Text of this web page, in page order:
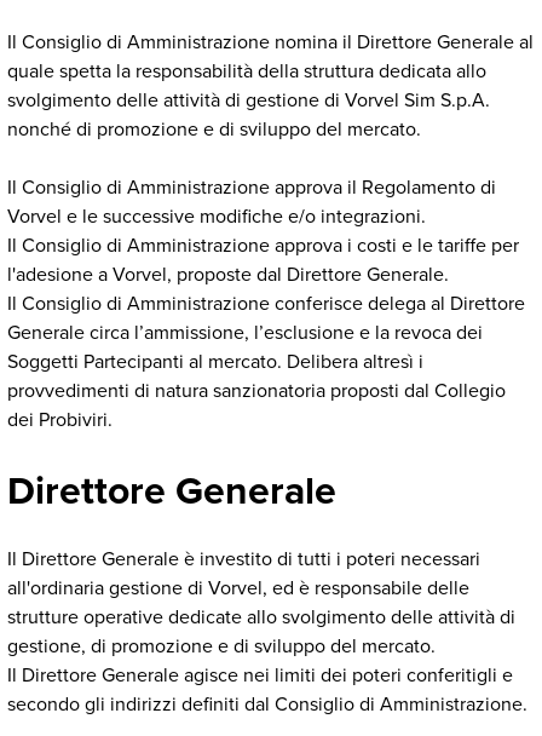
Il Consiglio di Amministrazione nomina il Direttore Generale al
quale spetta la responsabilità della struttura dedicata allo
svolgimento delle attività di gestione di Vorvel Sim S.p.A.
nonché di promozione e di sviluppo del mercato.
Il Consiglio di Amministrazione approva il Regolamento di
Vorvel e le successive modifiche e/o integrazioni.
Il Consiglio di Amministrazione approva i costi e le tariffe per
l'adesione a Vorvel, proposte dal Direttore Generale.
Il Consiglio di Amministrazione conferisce delega al Direttore
Generale circa l’ammissione, l’esclusione e la revoca dei
Soggetti Partecipanti al mercato. Delibera altresì i
provvedimenti di natura sanzionatoria proposti dal Collegio
dei Probiviri.
Direttore Generale
Il Direttore Generale è investito di tutti i poteri necessari
all'ordinaria gestione di Vorvel, ed è responsabile delle
strutture operative dedicate allo svolgimento delle attività di
gestione, di promozione e di sviluppo del mercato.
Il Direttore Generale agisce nei limiti dei poteri conferitigli e
secondo gli indirizzi definiti dal Consiglio di Amministrazione.